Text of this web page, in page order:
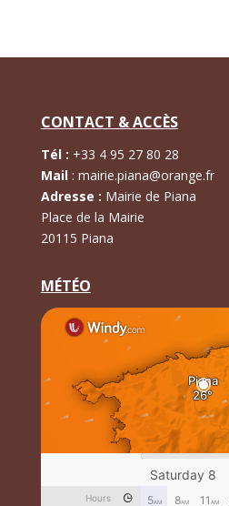
CONTACT & ACCÈS
Tél : +33 4 95 27 80 28
Mail: mairie.piana@orange.fr
Adresse : Mairie de Piana
Place de la Mairie
20115 Piana
MÉTÉO